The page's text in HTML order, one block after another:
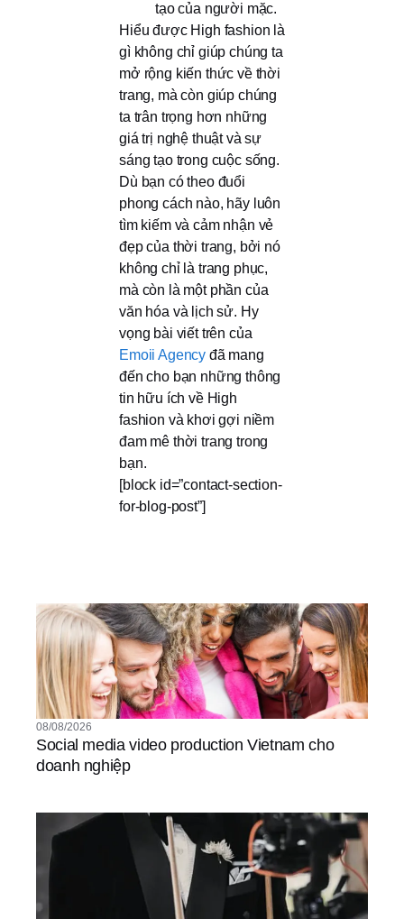
tạo của người mặc.
Hiểu được High fashion là
gì không chỉ giúp chúng ta
mở rộng kiến thức về thời
trang, mà còn giúp chúng
ta trân trọng hơn những
giá trị nghệ thuật và sự
sáng tạo trong cuộc sống.
Dù bạn có theo đuổi
phong cách nào, hãy luôn
tìm kiếm và cảm nhận vẻ
đẹp của thời trang, bởi nó
không chỉ là trang phục,
mà còn là một phần của
văn hóa và lịch sử. Hy
vọng bài viết trên của
Emoii Agency đã mang
đến cho bạn những thông
tin hữu ích về High
fashion và khơi gợi niềm
đam mê thời trang trong
bạn.
[block id=”contact-section-
for-blog-post”]
08/08/2026
Social media video production Vietnam cho
doanh nghiệp